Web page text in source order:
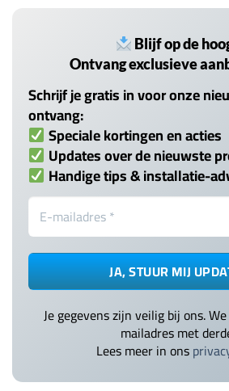
Blijf op de
Ontvang exclusieve
Schrijf je gratis in voor onze
ontvang:
Speciale kortingen en acties
Updates over de nieuwste
Handige tips & installatie-
Je gegevens zijn veilig bij ons.
mailadres met
Lees meer in ons